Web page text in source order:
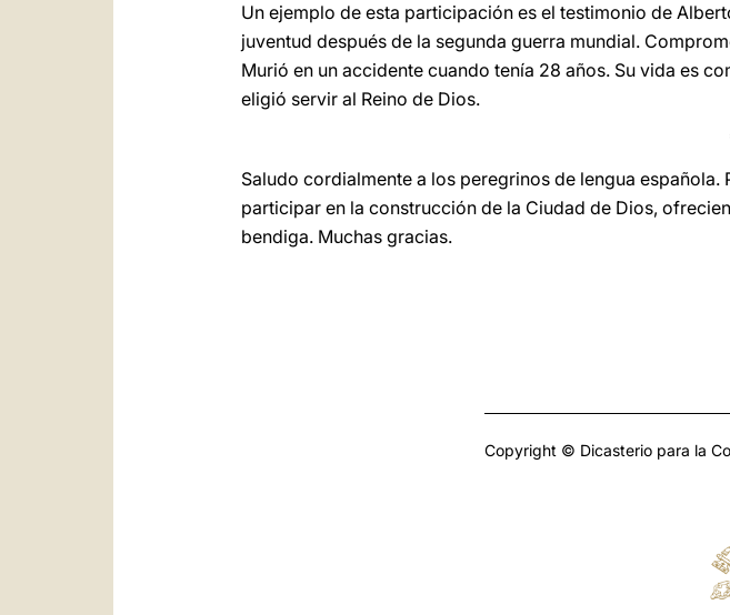
Un ejemplo de esta participación es el testimonio de
juventud después de la segunda guerra mundial.
Murió en un accidente cuando tenía 28 años. Su vida es
eligió servir al Reino de Dios.
Saludo cordialmente a los peregrinos de lengua
participar en la construcción de la Ciudad de Dios,
bendiga. Muchas gracias.
Copyright © Dicasterio para la